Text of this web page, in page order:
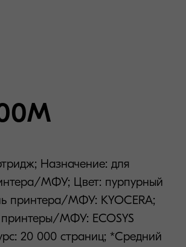
Назначение: для
МФУ; Цвет: пурпурный
принтера/МФУ: KYOCERA;
МФУ: ECOSYS
20 000 страниц; *Средний